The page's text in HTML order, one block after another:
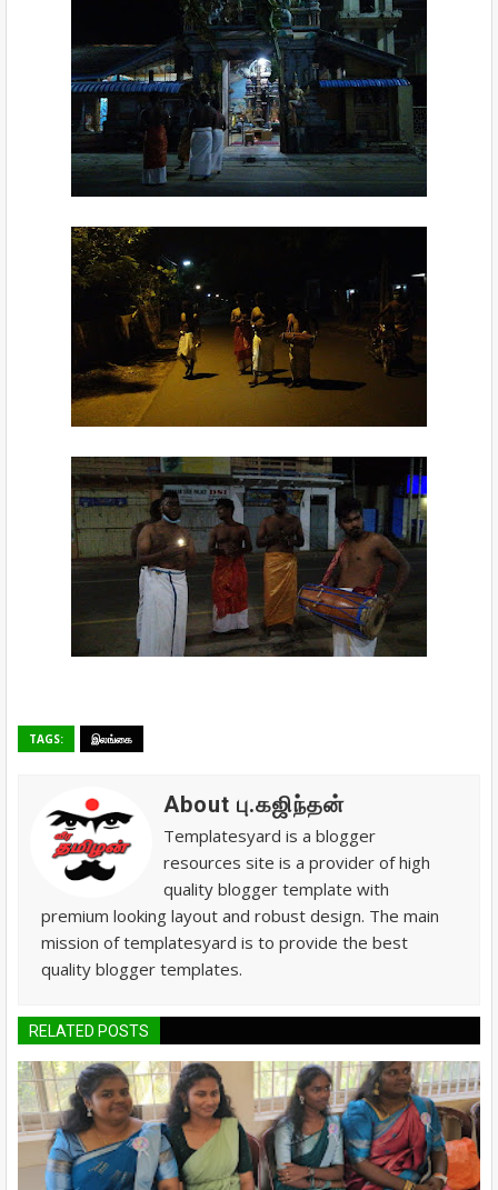
TAGS: இலங்கை
About பு.கஜிந்தன்
Templatesyard is a blogger
resources site is a provider of high
quality blogger template with
premium looking layout and robust design. The main
mission of templatesyard is to provide the best
quality blogger templates.
RELATED POSTS